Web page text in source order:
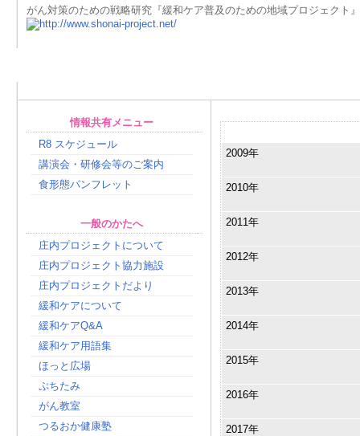
がん対策のための戦略研究『緩和ケア普及のための地域プロジェクト』
情報共有メニュー
R8 スケジュール
講演会・研修会等のご案内
食形態パンフレット
一般のかたへ
庄内プロジェクトについて
庄内プロジェクト協力施設
庄内プロジェクトだより
緩和ケアについて
緩和ケアQ&A
緩和ケア用語集
ほっと広場
ぷちたみ
がん教室
つるおか健康塾
2009年
2010年
2011年
2012年
2013年
2014年
2015年
2016年
2017年